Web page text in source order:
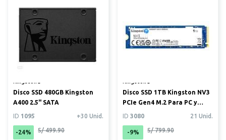
Disco SSD 480GB Kingston
A400 2.5" SATA
ID 1095 +30 Unid.
-24% S/ 499.90
Disco SSD 1TB Kingston NV3
PCIe Gen4 M.2 Para PC y
laptop
ID 3080 21 Unid.
-9% S/ 799.90